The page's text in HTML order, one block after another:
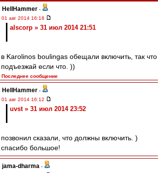
HellHammer -
01 авг 2014 16:18
alscorp » 31 июл 2014 21:51
в Karolinos boulingas обещали включить, так что
подъезжай если что. ))
Последнее сообщение
HellHammer -
01 авг 2014 16:12
uvst » 31 июл 2014 23:52
позвонил сказали, что должны включить. )
спасибо большое!
jama-dharma -